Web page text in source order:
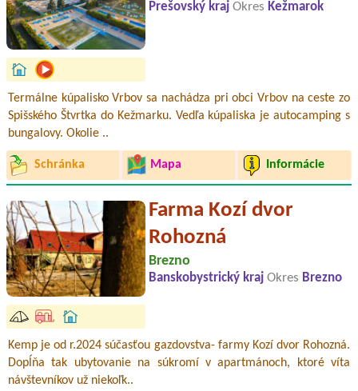
Prešovský kraj Okres Kežmarok
Termálne kúpalisko Vrbov sa nachádza pri obci Vrbov na ceste zo
Spišského Štvrtka do Kežmarku. Vedľa kúpaliska je autocamping s
bungalovy. Okolie ..
Schránka Mapa Informácie
Farma Kozí dvor
Rohozná
Brezno
Banskobystrický kraj Okres Brezno
Kemp je od r.2024 súčasťou gazdovstva- farmy Kozí dvor Rohozná.
Dopĺňa tak ubytovanie na súkromí v apartmánoch, ktoré víta
návštevníkov už niekoľk..